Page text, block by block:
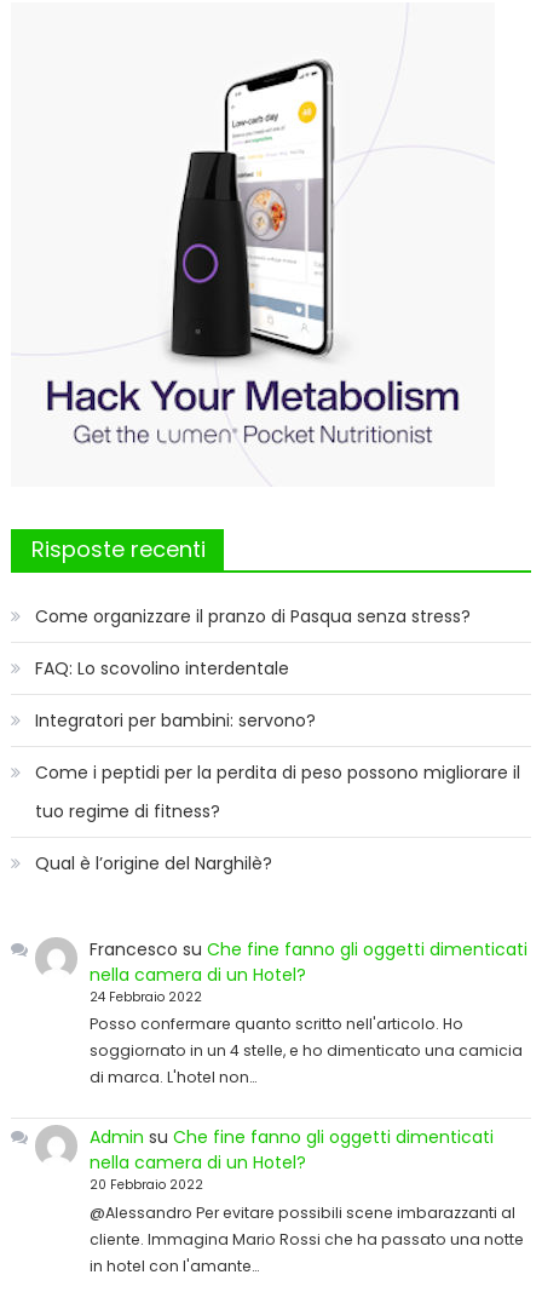
Risposte recenti
Come organizzare il pranzo di Pasqua senza stress?
FAQ: Lo scovolino interdentale
Integratori per bambini: servono?
Come i peptidi per la perdita di peso possono migliorare il
tuo regime di fitness?
Qual è l’origine del Narghilè?
Francesco suChe fine fanno gli oggetti dimenticati
nella camera di un Hotel?
24 Febbraio 2022
Posso confermare quanto scritto nell'articolo. Ho
soggiornato in un 4 stelle, e ho dimenticato una camicia
di marca. L'hotel non…
Admin suChe fine fanno gli oggetti dimenticati
nella camera di un Hotel?
20 Febbraio 2022
@Alessandro Per evitare possibili scene imbarazzanti al
cliente. Immagina Mario Rossi che ha passato una notte
in hotel con l'amante…